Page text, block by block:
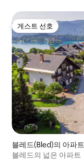
게스트 선호
게스트 선호
블레드(Bled)의 아파트
블레드의 넓은 아파트